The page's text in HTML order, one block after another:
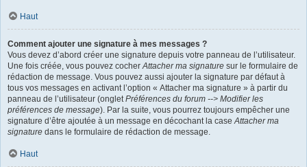
Haut
Comment ajouter une signature à mes messages ?
Vous devez d’abord créer une signature depuis votre panneau de l’utilisateur.
Une fois créée, vous pouvez cocherAttacher ma signature sur le formulaire de
rédaction de message. Vous pouvez aussi ajouter la signature par défaut à
tous vos messages en activant l’option « Attacher ma signature » à partir du
panneau de l’utilisateur (ongletPréférences du forum --> Modifier les
préférences de message). Par la suite, vous pourrez toujours empêcher une
signature d’être ajoutée à un message en décochant la caseAttacher ma
signature dans le formulaire de rédaction de message.
Haut